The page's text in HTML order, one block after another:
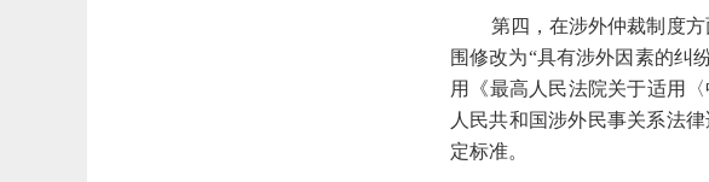
第四，在涉外仲裁制度
围修改为“具有涉外因素的纠
用《最高人民法院关于适用
人民共和国涉外民事关系法
定标准。